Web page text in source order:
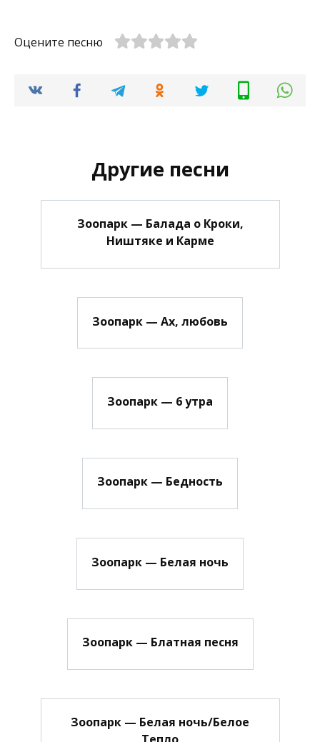
Оцените песню
Другие песни
Зоопарк — Балада о Кроки,
Ништяке и Карме
Зоопарк — Ах, любовь
Зоопарк — 6 утра
Зоопарк — Бедность
Зоопарк — Белая ночь
Зоопарк — Блатная песня
Зоопарк — Белая ночь/Белое